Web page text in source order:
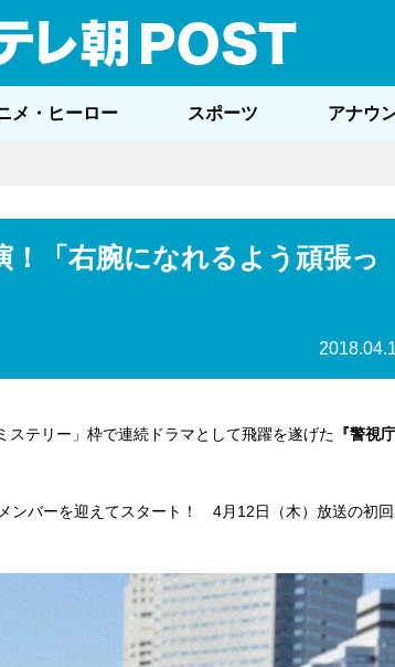
メ・ヒーロー スポーツ アナウ
「右腕になれるよう頑張っ
テリー」枠で連続ドラマとして飛躍を遂げた 『警視
ンバーを迎えてスタート！ 4月12日（木）放送の初
E齋藤樹愛羅＆佐々木舞
ビュー